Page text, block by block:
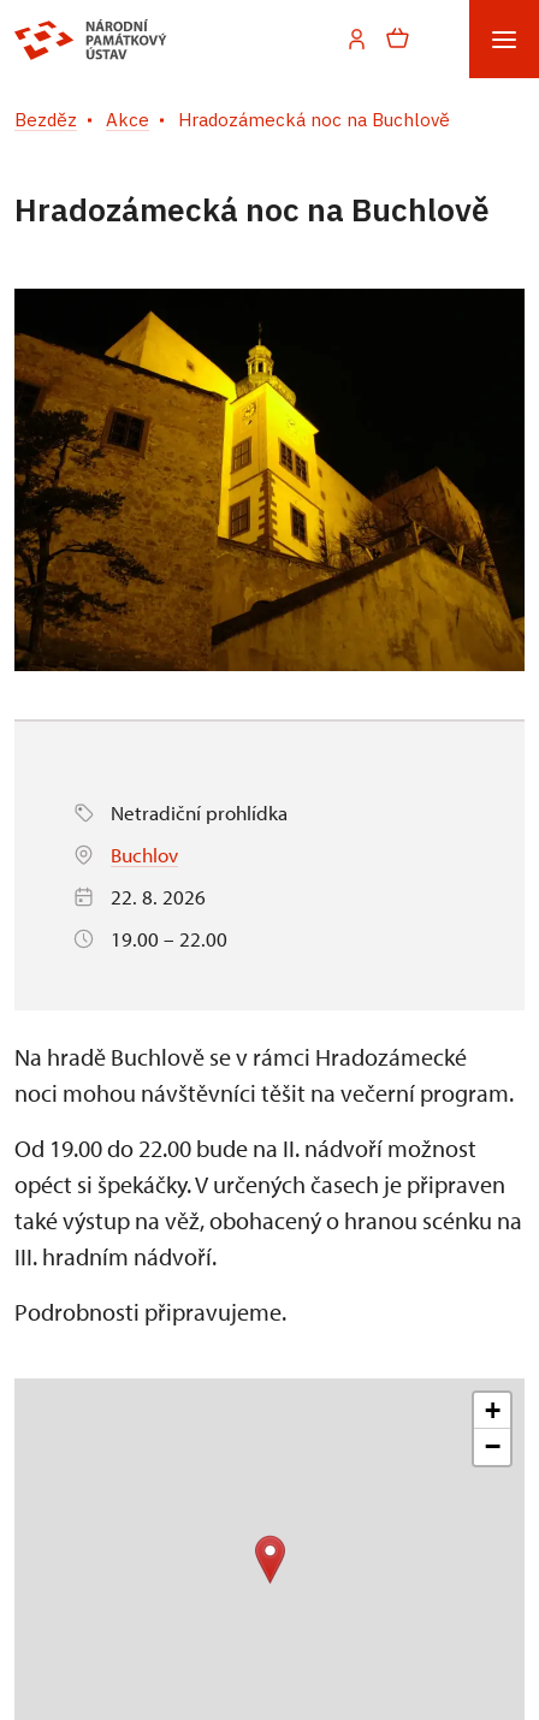
Bezděz Akce Hradozámecká noc na Buchlově
Hradozámecká noc na Buchlově
Netradiční prohlídka
Buchlov
22. 8. 2026
19.00 – 22.00
Na hradě Buchlově se v rámci Hradozámecké
noci mohou návštěvníci těšit na večerní program.
Od 19.00 do 22.00 bude na II. nádvoří možnost
opéct si špekáčky. V určených časech je připraven
také výstup na věž, obohacený o hranou scénku na
III. hradním nádvoří.
Podrobnosti připravujeme.
+
−